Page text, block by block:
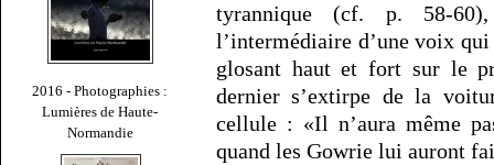
2016 - Photographies :
Lumières de Haute-
Normandie
tyrannique (cf. p. 58-
l’intermédiaire d’une voix
glosant haut et fort sur le
dernier s’extirpe de la
cellule : «Il n’aura même
quand les Gowrie lui auront